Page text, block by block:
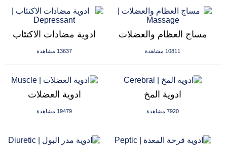
ادوية مضادات الاكتئاب
13637 مشاهدة
مساج العظام والعضلات
10811 مشاهدة
ادوية العضلات
19479 مشاهدة
ادوية المخ
7920 مشاهدة